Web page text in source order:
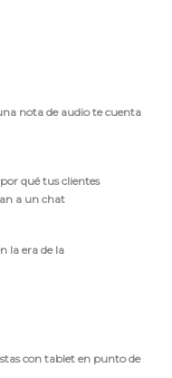
nota de audio te cuenta
qué tus clientes
a un chat
la era de la
con tablet en punto de